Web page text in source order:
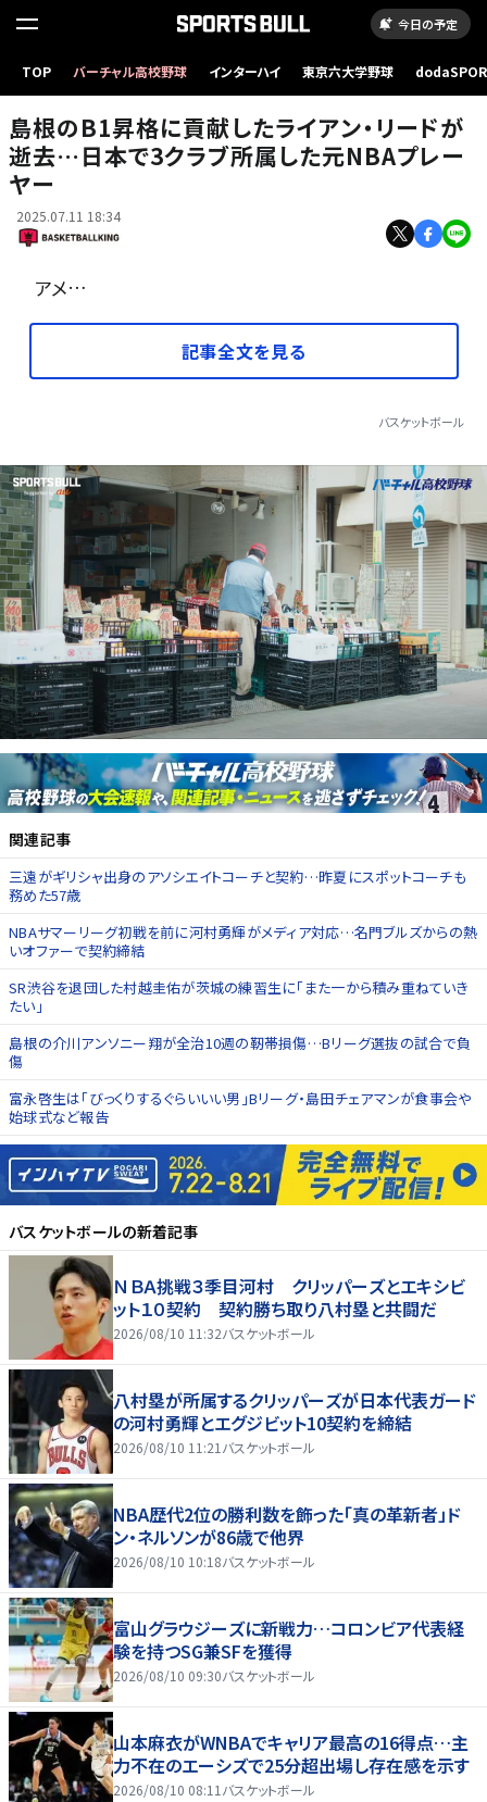
今日の予定
TOP バーチャル高校野球 インターハイ 東京六大学野球
日本で3シーズンプレーしたライアン・リード［写真］＝B.LEAGUE
島根のB1昇格に貢献したライアン・リードが
逝去…日本で3クラブ所属した元NBAプレー
ヤー
2025.07.11 18:34
アメ…
記事全文を見る
バスケットボール
関連記事
三遠がギリシャ出身のアソシエイトコーチと契約…昨夏にスポットコーチも
務めた57歳
NBAサマーリーグ初戦を前に河村勇輝がメディア対応…名門ブルズからの熱
いオファーで契約締結
SR渋谷を退団した村越圭佑が茨城の練習生に「また一から積み重ねていき
たい」
島根の介川アンソニー翔が全治10週の靭帯損傷…Bリーグ選抜の試合で負
傷
富永啓生は「びっくりするぐらいいい男」Bリーグ・島田チェアマンが食事会や
始球式など報告
バスケットボールの新着記事
ＮＢＡ挑戦３季目河村 クリッパーズとエキシビ
ット１０契約 契約勝ち取り八村塁と共闘だ
2026/08/10 11:32バスケットボール
八村塁が所属するクリッパーズが日本代表ガード
の河村勇輝とエグジビット10契約を締結
2026/08/10 11:21 バスケットボール
NBA歴代2位の勝利数を飾った「真の革新者」ド
ン・ネルソンが86歳で他界
2026/08/10 10:18バスケットボール
富山グラウジーズに新戦力…コロンビア代表経
験を持つSG兼SFを獲得
2026/08/10 09:30バスケットボール
山本麻衣がWNBAでキャリア最高の16得点…主
力不在のエーシズで25分超出場し存在感を示す
2026/08/10 08:11 バスケットボール